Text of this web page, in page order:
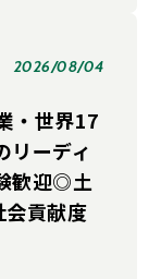
2026/08/04
・世界17
リーディ
歓迎◎土
貢献度